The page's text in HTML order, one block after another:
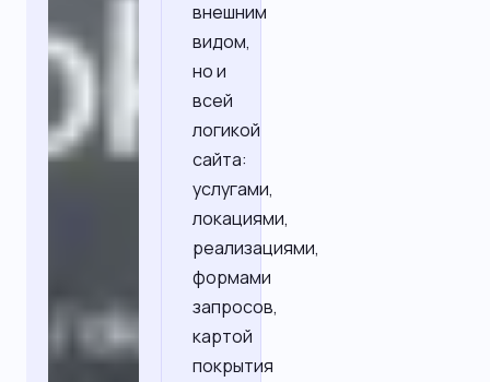
внешним
видом,
но и
всей
логикой
сайта:
услугами,
локациями,
реализациями,
формами
запросов,
картой
покрытия